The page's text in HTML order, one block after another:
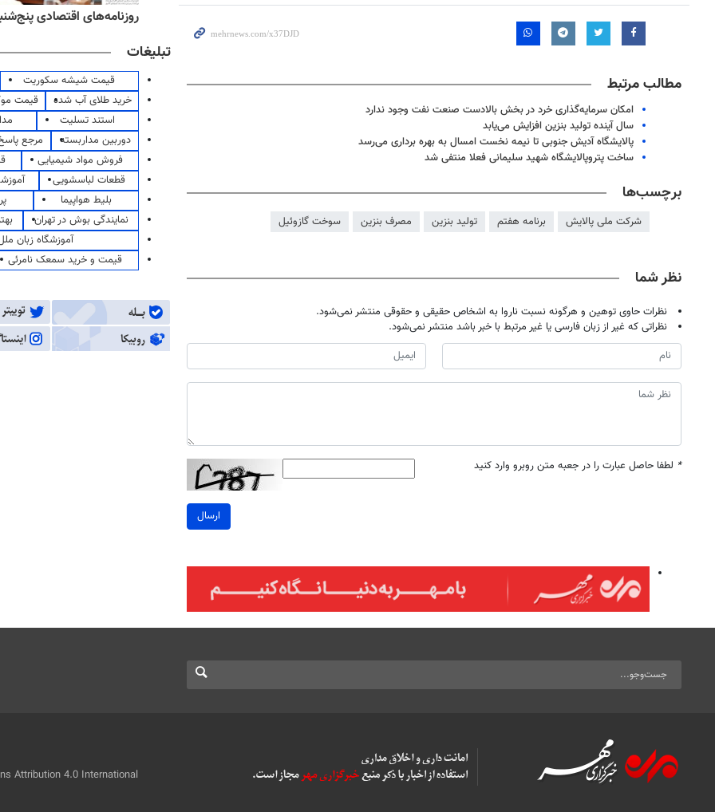
مطالب مرتبط
امکان سرمایه‌گذاری خرد در بخش بالادست صنعت نفت وجود ندارد
سال آینده تولید بنزین افزایش می‌یابد
پالایشگاه آدیش جنوبی تا نیمه نخست امسال به بهره برداری می‌رسد
ساخت پتروپالایشگاه شهید سلیمانی فعلا منتفی شد
برچسب‌ها
شرکت ملی پالایش برنامه هفتم تولید بنزین مصرف بنزین سوخت گازوئیل
نظر شما
نظرات حاوی توهین و هرگونه نسبت ناروا به اشخاص حقیقی و حقوقی منتشر نمی‌شود.
نظراتی که غیر از زبان فارسی یا غیر مرتبط با خبر باشد منتشر نمی‌شود.
* لطفا حاصل عبارت را در جعبه متن روبرو وارد کنید
ارسال
روزنامه‌های صبح پنج‌شنبه ۱۵ مرداد ۱۴۰۵ روزنامه‌های اقتصادی پنج‌شنبه ۱۵ مرداد
تبلیغات
قیمت شیشه سکوریت
خرید طلای آب شده
قیمت
استند تسلیت
دوربین مداربسته
مرجع
فروش مواد شیمیایی
قطعات لباسشویی
بلیط هواپیما
نمایندگی بوش در تهران
آموزشگاه زبان
قیمت و خرید سمعک نامرئی
Attribution 4.0 International